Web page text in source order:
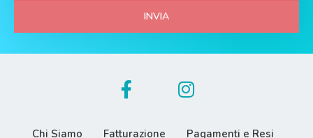
INVIA
Chi Siamo Fatturazione Pagamenti e Resi